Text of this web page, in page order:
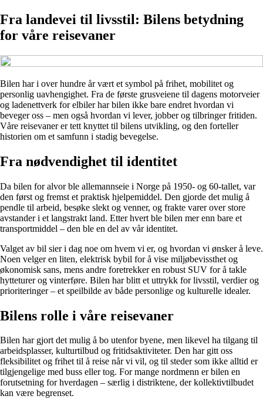
Fra landevei til livsstil: Bilens betydning
for våre reisevaner
Bilen har i over hundre år vært et symbol på frihet, mobilitet og
personlig uavhengighet. Fra de første grusveiene til dagens motorveier
og ladenettverk for elbiler har bilen ikke bare endret hvordan vi
beveger oss – men også hvordan vi lever, jobber og tilbringer fritiden.
Våre reisevaner er tett knyttet til bilens utvikling, og den forteller
historien om et samfunn i stadig bevegelse.
Fra nødvendighet til identitet
Da bilen for alvor ble allemannseie i Norge på 1950- og 60-tallet, var
den først og fremst et praktisk hjelpemiddel. Den gjorde det mulig å
pendle til arbeid, besøke slekt og venner, og frakte varer over store
avstander i et langstrakt land. Etter hvert ble bilen mer enn bare et
transportmiddel – den ble en del av vår identitet.
Valget av bil sier i dag noe om hvem vi er, og hvordan vi ønsker å leve.
Noen velger en liten, elektrisk bybil for å vise miljøbevissthet og
økonomisk sans, mens andre foretrekker en robust SUV for å takle
hytteturer og vinterføre. Bilen har blitt et uttrykk for livsstil, verdier og
prioriteringer – et speilbilde av både personlige og kulturelle idealer.
Bilens rolle i våre reisevaner
Bilen har gjort det mulig å bo utenfor byene, men likevel ha tilgang til
arbeidsplasser, kulturtilbud og fritidsaktiviteter. Den har gitt oss
fleksibilitet og frihet til å reise når vi vil, og til steder som ikke alltid er
tilgjengelige med buss eller tog. For mange nordmenn er bilen en
forutsetning for hverdagen – særlig i distriktene, der kollektivtilbudet
kan være begrenset.